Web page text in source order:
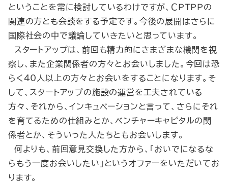
ということを常に検討しているわけですが、ＣＰＴＰＰの
関連の方とも会談をする予定です。今後の展開はさらに
国際社会の中で議論していきたいと思っています。
スタートアップは、前回も精力的にさまざまな機関を視
察し、また企業関係者の方々とお会いしました。今回は恐
らく40人以上の方々とお会いをすることになります。そ
して、スタートアップの施設の運営を工夫されている
方々、それから、インキュベーションと言って、さらにそれ
を育てるための仕組みとか、ベンチャーキャピタルの関
係者とか、そういった人たちともお会いします。
何よりも、前回意見交換した方から、「おいでになるな
らもう一度お会いしたい」というオファーをいただいてお
ります。